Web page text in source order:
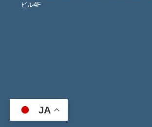
ビル4F
JA